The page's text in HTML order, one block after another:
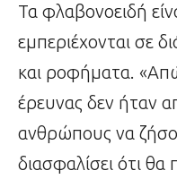
Τα φλαβονοειδή
εμπεριέχονται σε
και ροφήματα.
έρευνας δεν ήταν
ανθρώπους να
διασφαλίσει ότι θα